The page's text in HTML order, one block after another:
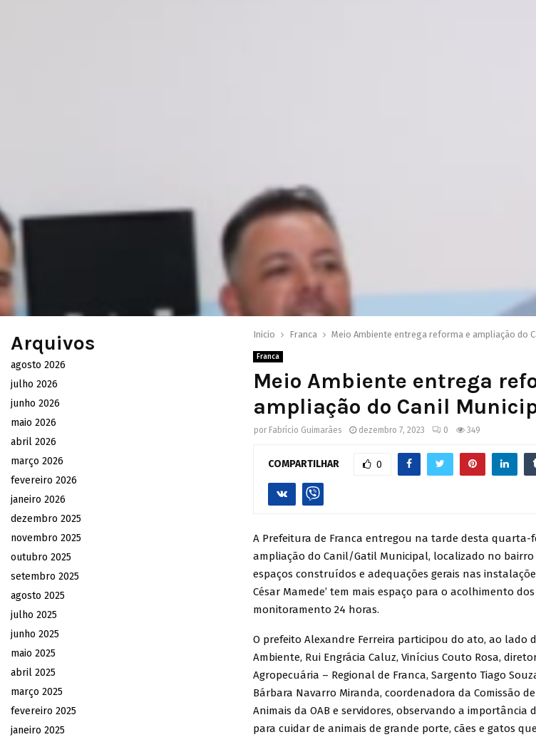
Inicio Franca Meio Ambiente entrega reforma e ampliação do
Franca
Meio Ambiente entrega
ampliação do Canil
por Fabrício Guimarães dezembro 7, 2023 0 349
COMPARTILHAR 0
A Prefeitura de Franca entregou na tarde desta quarta-
ampliação do Canil/Gatil Municipal, localizado no bairro
espaços construídos e adequações gerais nas
César Mamede’ tem mais espaço para o acolhimento
monitoramento 24 horas.
O prefeito Alexandre Ferreira participou do ato, ao lado
Ambiente, Rui Engrácia Caluz, Vinícius Couto Rosa,
Agropecuária – Regional de Franca, Sargento Tiago
Bárbara Navarro Miranda, coordenadora da Comissão
Animais da OAB e servidores, observando a
para cuidar de animais de grande porte, cães e gatos
Arquivos
agosto 2026
julho 2026
junho 2026
maio 2026
abril 2026
março 2026
fevereiro 2026
janeiro 2026
dezembro 2025
novembro 2025
outubro 2025
setembro 2025
agosto 2025
julho 2025
junho 2025
maio 2025
abril 2025
março 2025
fevereiro 2025
janeiro 2025